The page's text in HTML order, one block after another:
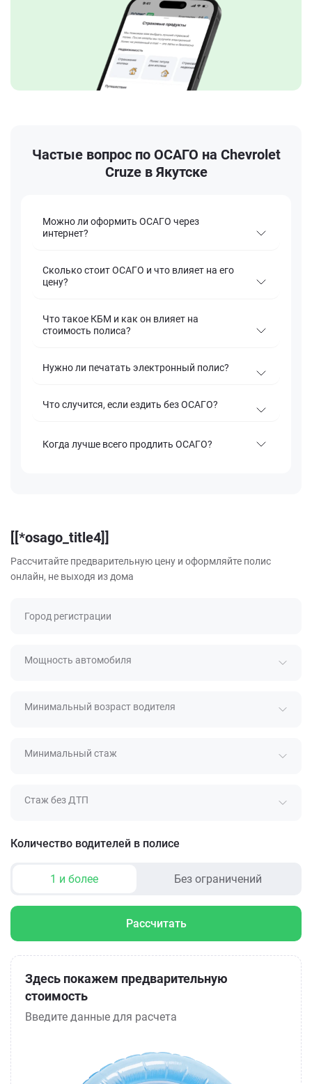
Частые вопрос по ОСАГО на Chevrolet
Cruze в Якутске
Можно ли оформить ОСАГО через
интернет?
Сколько стоит ОСАГО и что влияет на его
цену?
Что такое КБМ и как он влияет на
стоимость полиса?
Нужно ли печатать электронный полис?
Что случится, если ездить без ОСАГО?
Когда лучше всего продлить ОСАГО?
[[*osago_title4]]
Рассчитайте предварительную цену и оформляйте полис
онлайн, не выходя из дома
Город регистрации
Мощность автомобиля
Минимальный возраст водителя
Минимальный стаж
Стаж без ДТП
Количество водителей в полисе
1 и более Без ограничений
Рассчитать
Здесь покажем предварительную
стоимость
Введите данные для расчета